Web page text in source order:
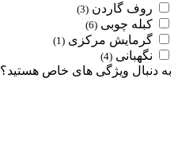
روف گاردن (3)
کبله چوبی (6)
گرمایش مرکزی (1)
نگهبانی (4)
به دنبال ویژگی های خاص هستید؟